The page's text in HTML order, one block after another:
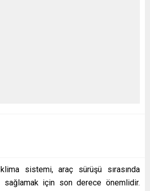
sistemi, araç sürüşü sırasında
için son derece önemlidir.